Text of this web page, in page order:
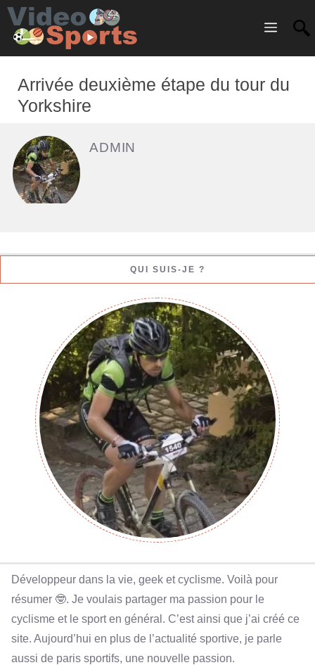
Menu
Arrivée deuxième étape du tour du
Yorkshire
ADMIN
QUI SUIS-JE ?
Développeur dans la vie, geek et cyclisme. Voilà pour
résumer 🤓. Je voulais partager ma passion pour le
cyclisme et le sport en général. C’est ainsi que j’ai créé ce
site. Aujourd’hui en plus de l’actualité sportive, je parle
aussi de paris sportifs, une nouvelle passion.